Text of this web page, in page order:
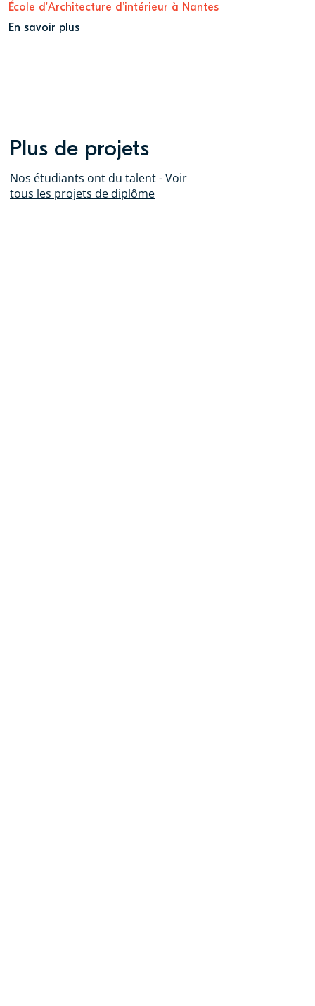
École d'Architecture d’intérieur à Nantes
En savoir plus
Plus de projets
Nos étudiants ont du talent - Voir
tous les projets de diplôme